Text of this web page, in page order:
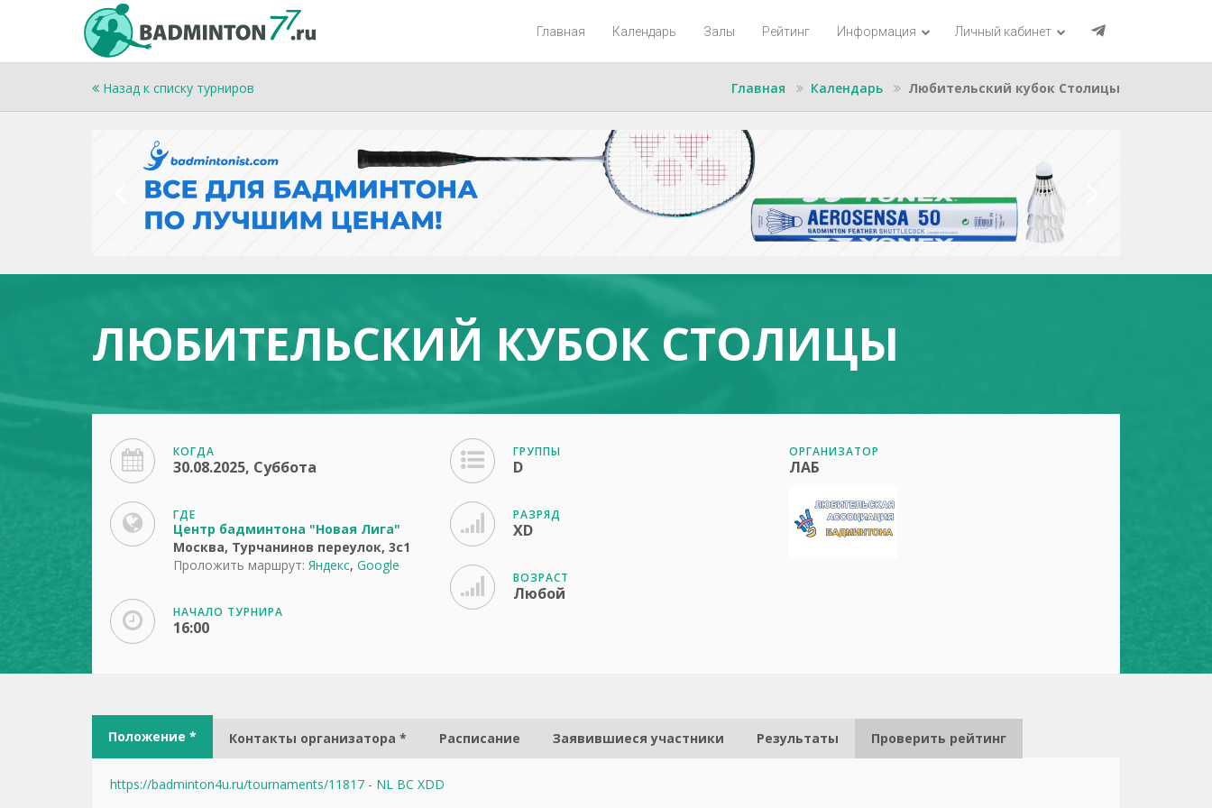
Главная Календарь Залы Рейтинг Информация Личный кабинет
Назад к списку турниров Главная Календарь Любительский кубок Столицы
ЛЮБИТЕЛЬСКИЙ КУБОК СТОЛИЦЫ
КОГДА
30.08.2025, Суббота
ГДЕ
Центр бадминтона "Новая Лига"
Москва, Турчанинов переулок, 3с1
Проложить маршрут: Яндекс, Google
НАЧАЛО ТУРНИРА
16:00
ГРУППЫ
D
РАЗРЯД
XD
ВОЗРАСТ
Любой
ОРГАНИЗАТОР
ЛАБ
Положение * Контакты организатора * Расписание Заявившиеся участники Результаты Проверить рейтинг
https://badminton4u.ru/tournaments/11817 - NL BC XDD